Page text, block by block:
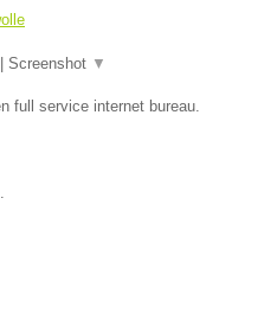
Screenshot ▼
full service internet bureau.